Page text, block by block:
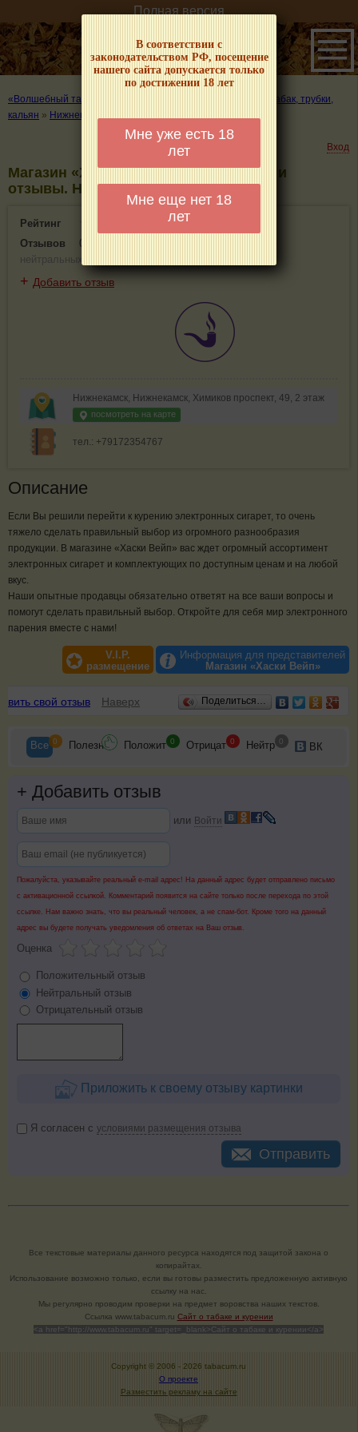
В соответствии с
законодательством РФ, посещение
нашего сайта допускается только
по достижении 18 лет
Мне уже есть 18
лет
Мне еще нет 18
лет
Полная версия
«Волшебный табачок» – о табаке и курении
Где купить табак, трубки,
кальян » Нижнекамск
Вход
Магазин «Хаски Вейп» - информация и
отзывы. Нижнекамск
Рейтинг
0(0)
Отзывов
0
нейтральных
+ Добавить отзыв
Нижнекамск, Нижнекамск, Химиков проспект, 49, 2 этаж
посмотреть на карте
тел.: +79172354767
Описание
Если Вы решили перейти к курению электронных сигарет, то очень
тяжело сделать правильный выбор из огромного разнообразия
продукции. В магазине «Хаски Вейп» вас ждет огромный ассортимент
электронных сигарет и комплектующих по доступным ценам и на любой
вкус.
Наши опытные продавцы обязательно ответят на все ваши вопросы и
помогут сделать правильный выбор. Откройте для себя мир электронного
парения вместе с нами!
V.I.P.
размещение
Информация для представителей
Магазин «Хаски Вейп»
Отзывы
свой отзыв Наверх Поделиться…
Все 0 Полезн Положит 0 Отрицат 0 Нейтр 0 ВК
+ Добавить отзыв
или Войти
Пожалуйста, указывайте реальный e-mail адрес! На данный адрес будет отправлено письмо
с активационной ссылкой. Комментарий появится на сайте только после перехода по этой
ссылке. Нам важно знать, что вы реальный человек, а не спам-бот. Кроме того на данный
адрес вы будете получать уведомления об ответах на Ваш отзыв.
Оценка
Положительный отзыв
Нейтральный отзыв
Отрицательный отзыв
Приложить к своему отзыву картинки
Я согласен с условиями размещения отзыва
Отправить
Все текстовые материалы данного ресурса находятся под защитой закона о
копирайтах.
Использование возможно только, если вы готовы разместить предложенную активную
ссылку на нас.
Мы регулярно проводим проверки на предмет воровства наших текстов.
Cсылка www.tabacum.ru Сайт о табаке и курении
<a href="http://www.tabacum.ru" target=_blank>Сайт о табаке и курении</a>
Copyright © 2006 - 2026 tabacum.ru
О проекте
Разместить рекламу на сайте